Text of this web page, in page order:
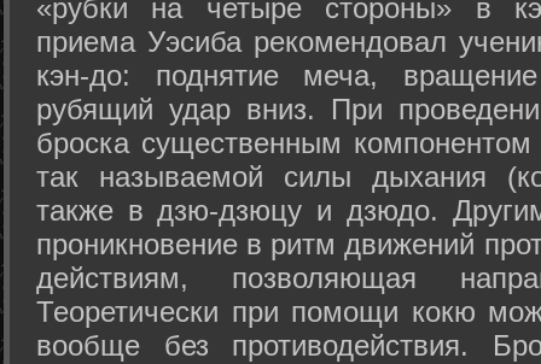
«рубки на четыре стороны» в
приема Уэсиба рекомендовал
кэн-до: поднятие меча,
рубящий удар вниз. При
броска существенным компонентом
так называемой силы дыхания
также в дзю-дзюцу и дзюдо.
проникновение в ритм движений
действиям, позволяющая
Теоретически при помощи кокю
вообще без противодействия.